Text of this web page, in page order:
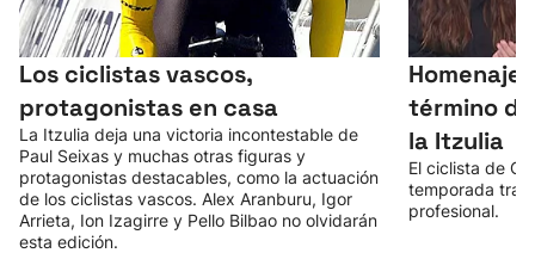
Los ciclistas vascos,
protagonistas en casa
La Itzulia deja una victoria incontestable de
Paul Seixas y muchas otras figuras y
protagonistas destacables, como la actuación
de los ciclistas vascos. Alex Aranburu, Igor
Arrieta, Ion Izagirre y Pello Bilbao no olvidarán
esta edición.
Homenaje
término
la Itzulia
El ciclista de
temporada tras
profesional.